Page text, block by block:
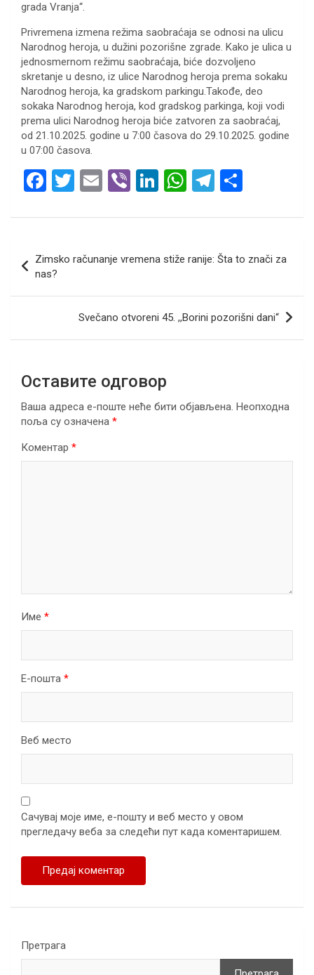
grada Vranja“.
Privremena izmena režima saobraćaja se odnosi na ulicu
Narodnog heroja, u dužini pozorišne zgrade. Kako je ulica u
jednosmernom režimu saobraćaja, biće dozvoljeno
skretanje u desno, iz ulice Narodnog heroja prema sokaku
Narodnog heroja, ka gradskom parkingu.Takođe, deo
sokaka Narodnog heroja, kod gradskog parkinga, koji vodi
prema ulici Narodnog heroja biće zatvoren za saobraćaj,
od 21.10.2025. godine u 7:00 časova do 29.10.2025. godine
u 07:00 časova.
F
ce
o
o
T
tt
er
E
ail
Vi
er
Li
ke
dI
n
W
at
A
p
p
T
e
gr
a
m
ar
чланка
Zimsko računanje vremena stiže ranije: Šta to znači za
nas?
Svečano otvoreni 45. ,,Borini pozorišni dani“
Оставите одговор
Ваша адреса е-поште неће бити објављена. Неопходна
поља су означена *
Коментар *
Име *
Е-пошта *
Веб место
Сачувај моје име, е-пошту и веб место у овом
прегледачу веба за следећи пут када коментаришем.
Претрага